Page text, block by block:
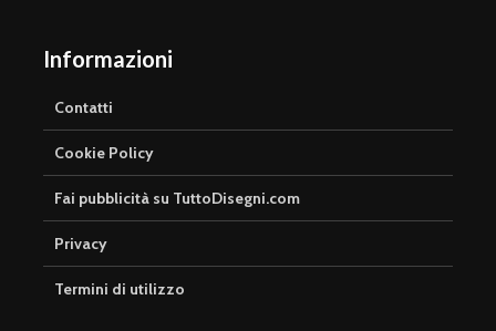
Informazioni
Contatti
Cookie Policy
Fai pubblicità su TuttoDisegni.com
Privacy
Termini di utilizzo